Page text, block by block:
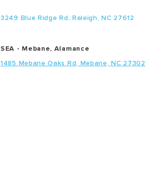
3249 Blue Ridge Rd, Raleigh, NC 27612
SEA - Mebane, Alamance
1485 Mebane Oaks Rd, Mebane, NC 27302